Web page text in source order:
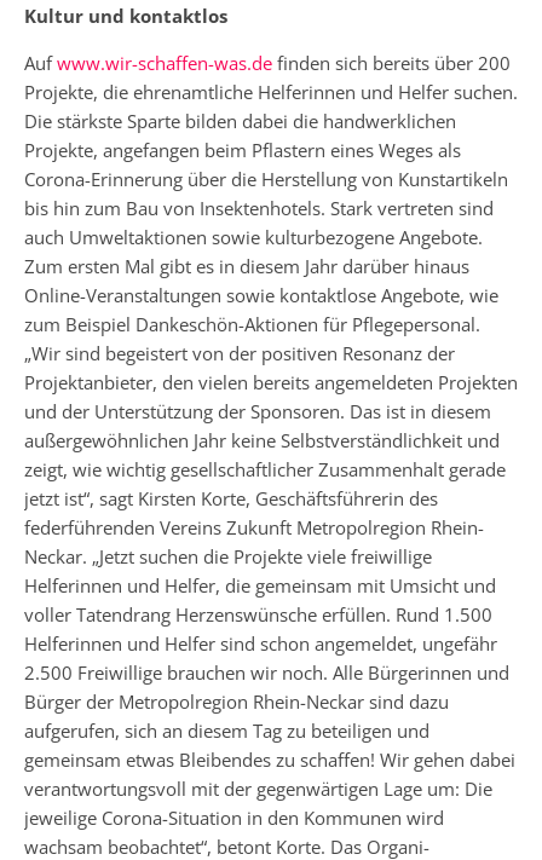
Kultur und kontaktlos
Aufwww.wir-schaffen-was.de finden sich bereits über 200
Projekte, die ehrenamtliche Helferinnen und Helfer suchen.
Die stärkste Sparte bilden dabei die handwerklichen
Projekte, angefangen beim Pflastern eines Weges als
Corona-Erinnerung über die Herstellung von Kunstartikeln
bis hin zum Bau von Insektenhotels. Stark vertreten sind
auch Umweltaktionen sowie kulturbezogene Angebote.
Zum ersten Mal gibt es in diesem Jahr darüber hinaus
Online-Veranstaltungen sowie kontaktlose Angebote, wie
zum Beispiel Dankeschön-Aktionen für Pflegepersonal.
„Wir sind begeistert von der positiven Resonanz der
Projektanbieter, den vielen bereits angemeldeten Projekten
und der Unterstützung der Sponsoren. Das ist in diesem
außergewöhnlichen Jahr keine Selbstverständlichkeit und
zeigt, wie wichtig gesellschaft­licher Zusammenhalt gerade
jetzt ist“, sagt Kirsten Korte, Geschäfts­führerin des
federführenden Vereins Zukunft Metropolregion Rhein-
Neckar. „Jetzt suchen die Projekte viele freiwillige
Helferinnen und Helfer, die gemeinsam mit Umsicht und
voller Tatendrang Herzens­wünsche erfüllen. Rund 1.500
Helferinnen und Helfer sind schon angemeldet, ungefähr
2.500 Freiwillige brauchen wir noch. Alle Bürgerinnen und
Bürger der Metropolregion Rhein-Neckar sind dazu
aufgerufen, sich an diesem Tag zu beteiligen und
gemeinsam etwas Bleibendes zu schaffen! Wir gehen dabei
verantwortungsvoll mit der gegenwärtigen Lage um: Die
jeweilige Corona-Situation in den Kommunen wird
wachsam beobachtet“, betont Korte. Das Organi­